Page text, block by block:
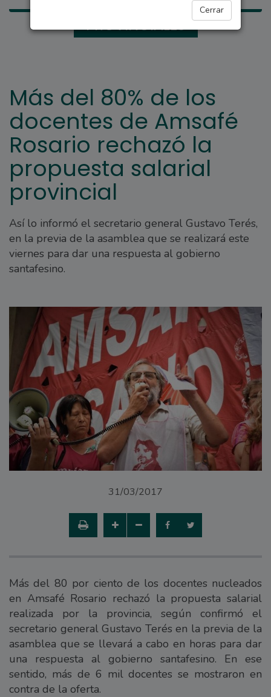
Cerrar
PROVINCIALES
Más del 80% de los
docentes de Amsafé
Rosario rechazó la
propuesta salarial
provincial
Así lo informó el secretario general Gustavo Terés,
en la previa de la asamblea que se realizará este
viernes para dar una respuesta al gobierno
santafesino.
31/03/2017
Más del 80 por ciento de los docentes nucleados
en Amsafé Rosario rechazó la propuesta salarial
realizada por la provincia, según confirmó el
secretario general Gustavo Terés en la previa de la
asamblea que se llevará a cabo en horas para dar
una respuesta al gobierno santafesino. En ese
sentido, más de 6 mil docentes se mostraron en
contra de la oferta.